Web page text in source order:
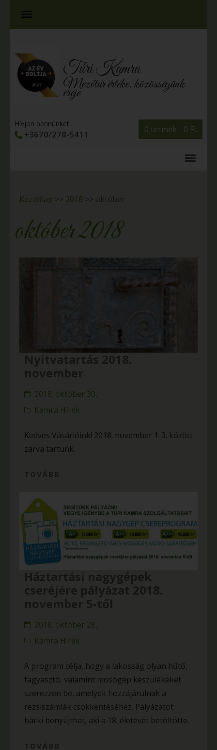
Túri Kamra
Mezőtúr értéke, közösségünk
ereje
0 termék - 0 Ft
Hívjon bennünket
+3670/278-5411
Kezdőlap >> 2018 >> október
október 2018
2018. október 30,
Kamra Hírek
Kedves Vásárlóink! 2018. november 1-3. között
zárva tartunk.
2018. október 28,
Kamra Hírek
A program célja, hogy a lakosság olyan hűtő,
fagyasztó, valamint mosógép készülékeket
szerezzen be, amelyek hozzájárulnak a
rezsiszámlák csökkentéséhez. Pályázatot
bárki benyújthat, aki a 18. életévét betöltötte.